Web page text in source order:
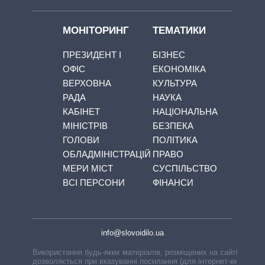
МОНІТОРИНГ
ПРЕЗИДЕНТ І
ОФІС
ВЕРХОВНА
РАДА
КАБІНЕТ
МІНІСТРІВ
ГОЛОВИ
ОБЛАДМІНІСТРАЦІЙ
МЕРИ МІСТ
ВСІ ПЕРСОНИ
ТЕМАТИКИ
БІЗНЕС
ЕКОНОМІКА
КУЛЬТУРА
НАУКА
НАЦІОНАЛЬНА
БЕЗПЕКА
ПОЛІТИКА
ПРАВО
СУСПІЛЬСТВО
ФІНАНСИ
info@slovoidilo.ua
Використання будь-яких матеріалів, розміщених на сайті,
дозволяється при вказуванні посилання (для інтернет-видань